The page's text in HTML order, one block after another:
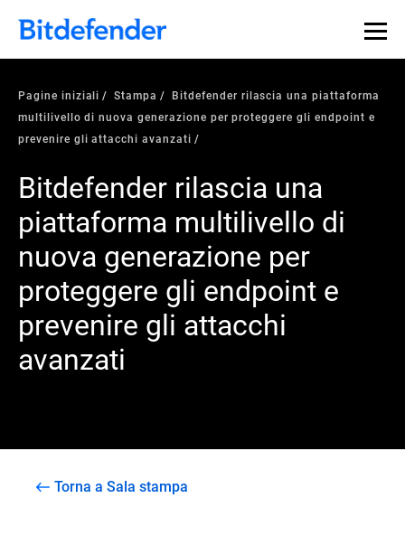
Pagine iniziali Stampa
Bitdefender rilascia una piattaforma
multilivello di nuova generazione per proteggere gli endpoint e
prevenire gli attacchi avanzati
Bitdefender rilascia una
piattaforma multilivello di
nuova generazione per
proteggere gli endpoint e
prevenire gli attacchi
avanzati
Torna a Sala stampa